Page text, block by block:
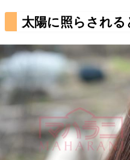
太陽に照らされる